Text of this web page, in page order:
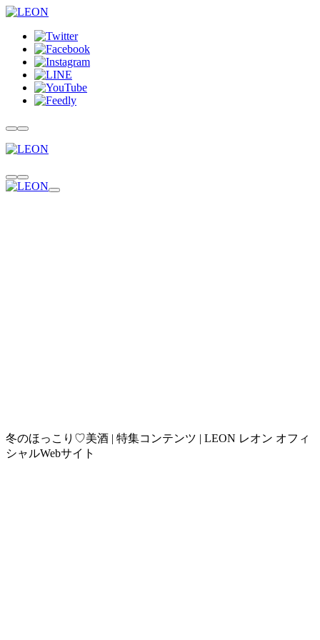
冬のほっこり♡美酒 | 特集コンテンツ | LEON レオン オフィ
シャルWebサイト